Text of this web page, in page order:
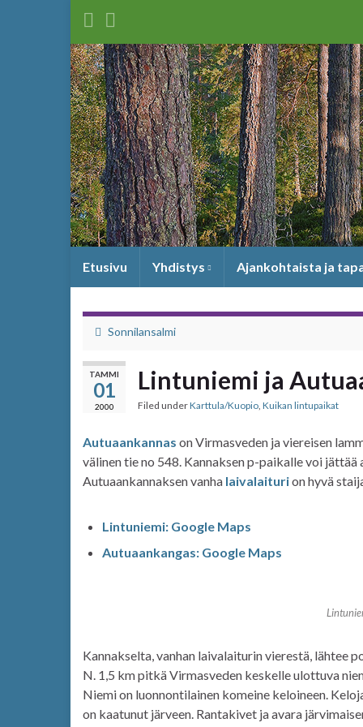
Etusivu Yhdistys Ajankohtaista ja
Sonnilansalmi
TAMMI
01
2000
Lintuniemi ja
Filed underKarttula/Kuopio, Kuikan lintupaikat
Autuaankannas on Virmasveden ja viereisen
välinen tie no 548. Kannaksen p-paikalle voi
Autuaankannaksen vanha laivalaiturion hyvä
Lintuniemi: Google Maps
Autuaankangas: Google Maps
Kannakselta, vanhan laivalaiturin vierestä, lähtee
N. 1,5 km pitkä Virmasveden keskelle ulottuva
Niemi on luonnontilainen komeine keloineen.
on kaatunut järveen. Rantakivet ja avara